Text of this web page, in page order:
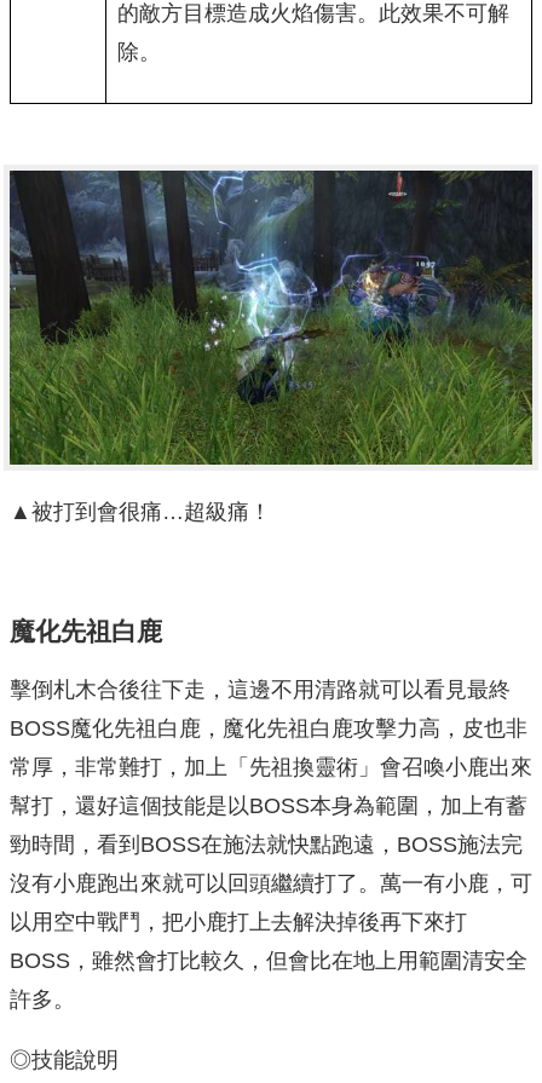
的敵方目標造成火焰傷害。此效果不可解
除。
▲被打到會很痛…超級痛！
魔化先祖白鹿
擊倒札木合後往下走，這邊不用清路就可以看見最終
BOSS魔化先祖白鹿，魔化先祖白鹿攻擊力高，皮也非
常厚，非常難打，加上「先祖換靈術」會召喚小鹿出來
幫打，還好這個技能是以BOSS本身為範圍，加上有蓄
勁時間，看到BOSS在施法就快點跑遠，BOSS施法完
沒有小鹿跑出來就可以回頭繼續打了。萬一有小鹿，可
以用空中戰鬥，把小鹿打上去解決掉後再下來打
BOSS，雖然會打比較久，但會比在地上用範圍清安全
許多。
◎技能說明